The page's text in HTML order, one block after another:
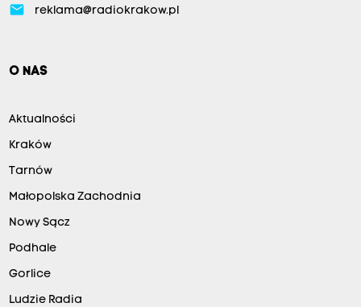
email reklama@radiokrakow.pl
O NAS
Aktualności
Kraków
Tarnów
Małopolska Zachodnia
Nowy Sącz
Podhale
Gorlice
Ludzie Radia